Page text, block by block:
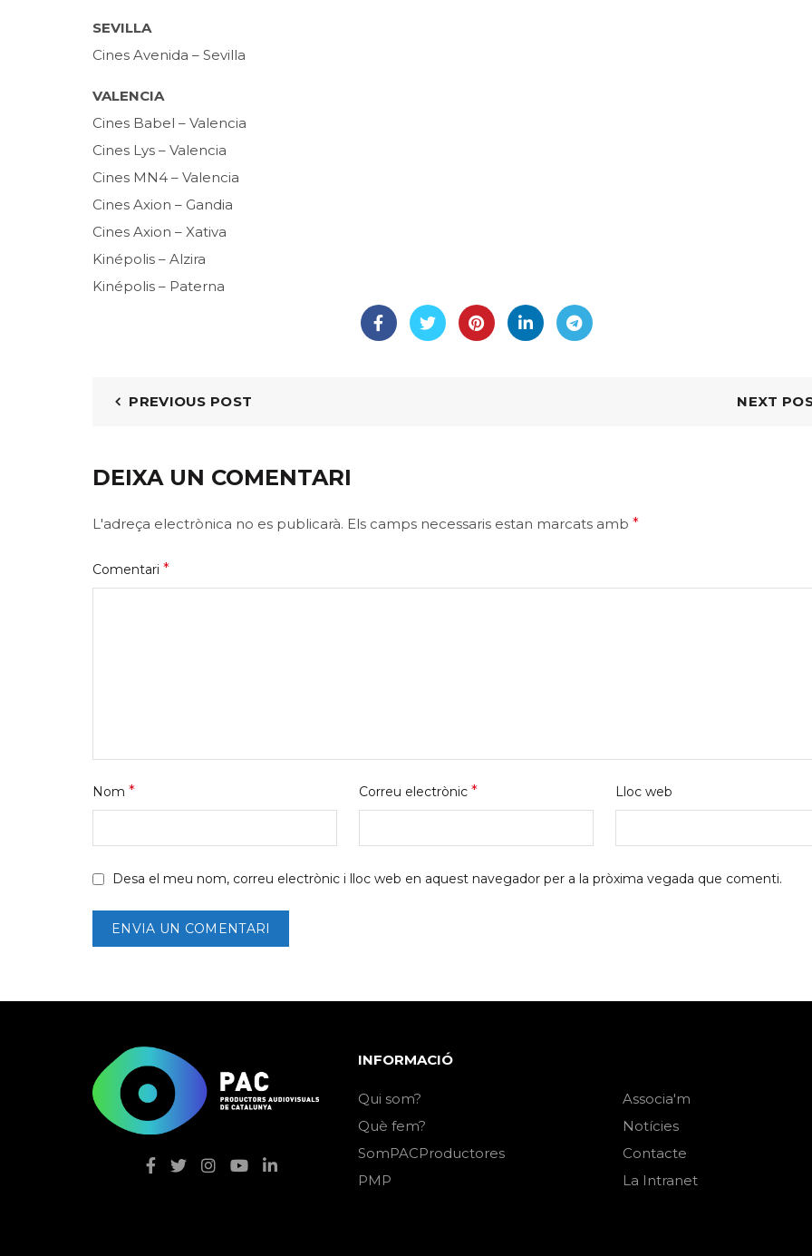
SEVILLA
Cines Avenida – Sevilla
VALENCIA
Cines Babel – Valencia
Cines Lys – Valencia
Cines MN4 – Valencia
Cines Axion – Gandia
Cines Axion – Xativa
Kinépolis – Alzira
Kinépolis – Paterna
PREVIOUS POST NEXT
DEIXA UN COMENTARI
L'adreça electrònica no es publicarà. Els camps necessaris estan marcats amb *
Comentari *
Nom * Correu electrònic * Lloc web
Desa el meu nom, correu electrònic i lloc web en aquest navegador per a la pròxima vegada que comenti.
INFORMACIÓ
Qui som?
Què fem?
SomPACProductores
PMP
Associa'm
Notícies
Contacte
La Intranet